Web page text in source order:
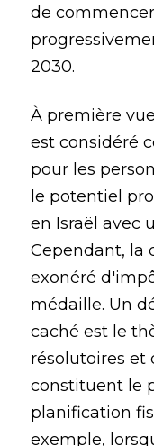
de
2030.
À première
est considéré
pour les
le potentiel
en Israël avec
Cependant, la
exonéré
médaille. Un
caché est le
résolutoires et
constituent le
planification
exemple,